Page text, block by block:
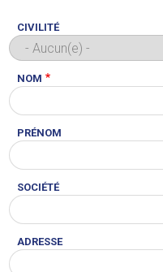
CIVILITÉ
NOM
PRÉNOM
SOCIÉTÉ
ADRESSE